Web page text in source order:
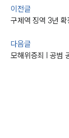
이전글
다음글